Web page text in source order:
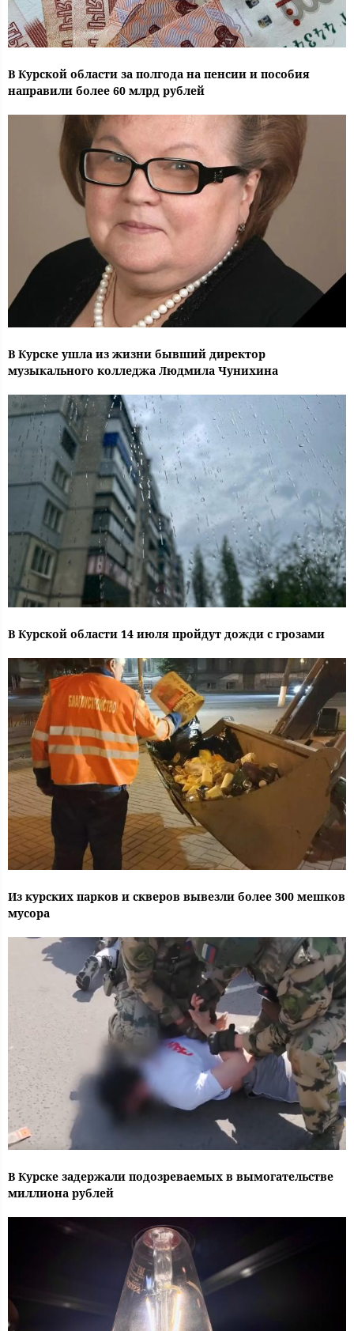
В Курской области за полгода на пенсии и пособия
направили более 60 млрд рублей
В Курске ушла из жизни бывший директор
музыкального колледжа Людмила Чунихина
В Курской области 14 июля пройдут дожди с грозами
Из курских парков и скверов вывезли более 300 мешков
мусора
В Курске задержали подозреваемых в вымогательстве
миллиона рублей